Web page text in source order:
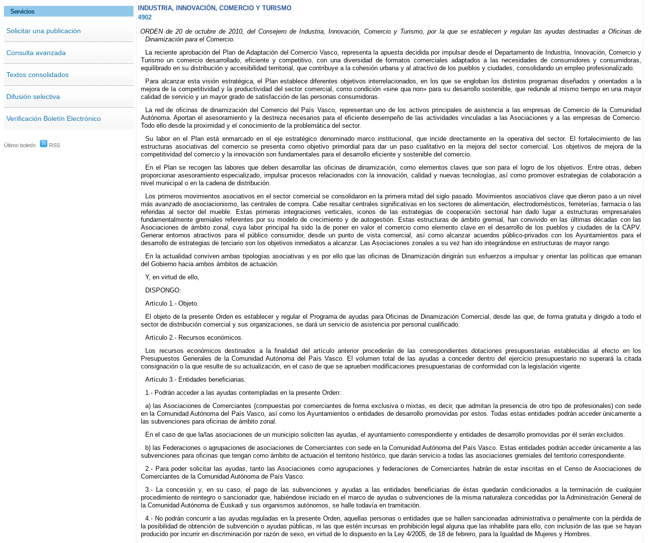
Servicios
Solicitar una publicación
Consulta avanzada
Textos consolidados
Difusión selectiva
Verificación Boletín Electrónico
Último boletín RSS
INDUSTRIA, INNOVACIÓN, COMERCIO Y TURISMO
4902
ORDEN de 20 de octubre de 2010, del Consejero de Industria, Innovación, Comercio y Turismo, por la que se establecen y regulan las ayudas destinadas a Oficinas de
Dinamización para el Comercio.
La reciente aprobación del Plan de Adaptación del Comercio Vasco, representa la apuesta decidida por impulsar desde el Departamento de Industria, Innovación, Comercio y
Turismo un comercio desarrollado, eficiente y competitivo, con una diversidad de formatos comerciales adaptados a las necesidades de consumidores y consumidoras,
equilibrado en su distribución y accesibilidad territorial, que contribuye a la cohesión urbana y al atractivo de los pueblos y ciudades, consolidando un empleo profesionalizado.
Para alcanzar esta visión estratégica, el Plan establece diferentes objetivos interrelacionados, en los que se engloban los distintos programas diseñados y orientados a la
mejora de la competitividad y la productividad del sector comercial, como condición «sine qua non» para su desarrollo sostenible, que redunde al mismo tiempo en una mayor
calidad de servicio y un mayor grado de satisfacción de las personas consumidoras.
La red de oficinas de dinamización del Comercio del País Vasco, representan uno de los activos principales de asistencia a las empresas de Comercio de la Comunidad
Autónoma. Aportan el asesoramiento y la destreza necesarios para el eficiente desempeño de las actividades vinculadas a las Asociaciones y a las empresas de Comercio.
Todo ello desde la proximidad y el conocimiento de la problemática del sector.
Su labor en el Plan está enmarcado en el eje estratégico denominado marco institucional, que incide directamente en la operativa del sector. El fortalecimiento de las
estructuras asociativas del comercio se presenta como objetivo primordial para dar un paso cualitativo en la mejora del sector comercial. Los objetivos de mejora de la
competitividad del comercio y la innovación son fundamentales para el desarrollo eficiente y sostenible del comercio.
En el Plan se recogen las labores que deben desarrollar las oficinas de dinamización, como elementos claves que son para el logro de los objetivos. Entre otras, deben
proporcionar asesoramiento especializado, impulsar procesos relacionados con la innovación, calidad y nuevas tecnologías, así como promover estrategias de colaboración a
nivel municipal o en la cadena de distribución.
Los primeros movimientos asociativos en el sector comercial se consolidaron en la primera mitad del siglo pasado. Movimientos asociativos clave que dieron paso a un nivel
más avanzado de asociacionismo, las centrales de compra. Cabe resaltar centrales significativas en los sectores de alimentación, electrodomésticos, ferreterías, farmacia o las
referidas al sector del mueble. Estas primeras integraciones verticales, iconos de las estrategias de cooperación sectorial han dado lugar a estructuras empresariales
fundamentalmente gremiales referentes por su modelo de crecimiento y de autogestión. Estas estructuras de ámbito gremial, han convivido en las últimas décadas con las
Asociaciones de ámbito zonal, cuya labor principal ha sido la de poner en valor el comercio como elemento clave en el desarrollo de los pueblos y ciudades de la CAPV.
Generar entornos atractivos para el público consumidor, desde un punto de vista comercial, así como alcanzar acuerdos público-privados con los Ayuntamientos para el
desarrollo de estrategias de terciario son los objetivos inmediatos a alcanzar. Las Asociaciones zonales a su vez han ido integrándose en estructuras de mayor rango.
En la actualidad conviven ambas tipologías asociativas y es por ello que las oficinas de Dinamización dirigirán sus esfuerzos a impulsar y orientar las políticas que emanan
del Gobierno hacia ambos ámbitos de actuación.
Y, en virtud de ello,
DISPONGO:
Artículo 1.- Objeto.
El objeto de la presente Orden es establecer y regular el Programa de ayudas para Oficinas de Dinamización Comercial, desde las que, de forma gratuita y dirigido a todo el
sector de distribución comercial y sus organizaciones, se dará un servicio de asistencia por personal cualificado.
Artículo 2.- Recursos económicos.
Los recursos económicos destinados a la finalidad del artículo anterior procederán de las correspondientes dotaciones presupuestarias establecidas al efecto en los
Presupuestos Generales de la Comunidad Autónoma del País Vasco. El volumen total de las ayudas a conceder dentro del ejercicio presupuestario no superará la citada
consignación o la que resulte de su actualización, en el caso de que se aprueben modificaciones presupuestarias de conformidad con la legislación vigente.
Artículo 3.- Entidades beneficiarias.
1.- Podrán acceder a las ayudas contempladas en la presente Orden:
a) las Asociaciones de Comerciantes (compuestas por comerciantes de forma exclusiva o mixtas, es decir, que admitan la presencia de otro tipo de profesionales) con sede
en la Comunidad Autónoma del País Vasco, así como los Ayuntamientos o entidades de desarrollo promovidas por estos. Todas estas entidades podrán acceder únicamente a
las subvenciones para oficinas de ámbito zonal.
En el caso de que la/las asociaciones de un municipio soliciten las ayudas, el ayuntamiento correspondiente y entidades de desarrollo promovidas por él serán excluidos.
b) las Federaciones o agrupaciones de asociaciones de Comerciantes con sede en la Comunidad Autónoma del País Vasco. Estas entidades podrán acceder únicamente a las
subvenciones para oficinas que tengan como ámbito de actuación el territorio histórico, que darán servicio a todas las asociaciones gremiales del territorio correspondiente.
2.- Para poder solicitar las ayudas, tanto las Asociaciones como agrupaciones y federaciones de Comerciantes habrán de estar inscritas en el Censo de Asociaciones de
Comerciantes de la Comunidad Autónoma de País Vasco.
3.- La concesión y, en su caso, el pago de las subvenciones y ayudas a las entidades beneficiarias de éstas quedarán condicionados a la terminación de cualquier
procedimiento de reintegro o sancionador que, habiéndose iniciado en el marco de ayudas o subvenciones de la misma naturaleza concedidas por la Administración General de
la Comunidad Autónoma de Euskadi y sus organismos autónomos, se halle todavía en tramitación.
4.- No podrán concurrir a las ayudas reguladas en la presente Orden, aquellas personas o entidades que se hallen sancionadas administrativa o penalmente con la pérdida de
la posibilidad de obtención de subvención o ayudas públicas, ni las que estén incursas en prohibición legal alguna que las inhabilite para ello, con inclusión de las que se hayan
producido por incurrir en discriminación por razón de sexo, en virtud de lo dispuesto en la Ley 4/2005, de 18 de febrero, para la Igualdad de Mujeres y Hombres.